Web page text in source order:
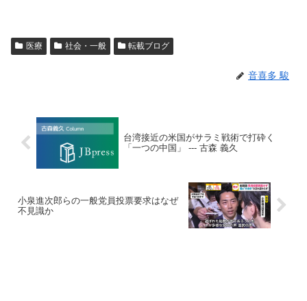
医療 社会・一般 転載ブログ
音喜多 駿
台湾接近の米国がサラミ戦術で打砕く
「一つの中国」 --- 古森 義久
小泉進次郎らの一般党員投票要求はなぜ
不見識か